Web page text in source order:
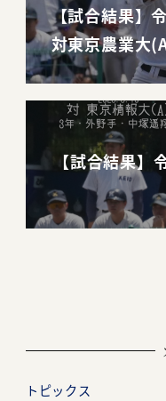
【試合結果】
対東京農業大
【試合結果】
トピックス